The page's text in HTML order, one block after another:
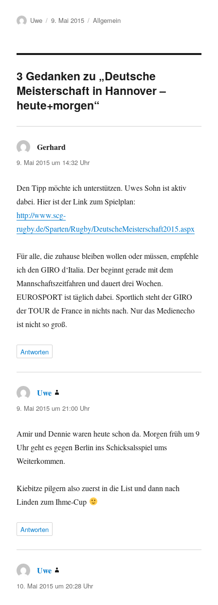
Autor
Uwe
Veröffentlicht
9. Mai 2015 Kategorien
Allgemein
3 Gedanken zu „Deutsche
Meisterschaft in Hannover –
heute+morgen“
Gerhard
9. Mai 2015 um 14:32 Uhr
Den Tipp möchte ich unterstützen. Uwes Sohn ist aktiv
dabei. Hier ist der Link zum Spielplan:
http://www.scg-
rugby.de/Sparten/Rugby/DeutscheMeisterschaft2015.aspx
Für alle, die zuhause bleiben wollen oder müssen, empfehle
ich den GIRO d‘Italia. Der beginnt gerade mit dem
Mannschaftszeitfahren und dauert drei Wochen.
EUROSPORT ist täglich dabei. Sportlich steht der GIRO
der TOUR de France in nichts nach. Nur das Medienecho
ist nicht so groß.
Antworten
Uwe
9. Mai 2015 um 21:00 Uhr
Amir und Dennie waren heute schon da. Morgen früh um 9
Uhr geht es gegen Berlin ins Schicksalsspiel ums
Weiterkommen.
Kiebitze pilgern also zuerst in die List und dann nach
Linden zum Ihme-Cup
Antworten
Uwe
10. Mai 2015 um 20:28 Uhr